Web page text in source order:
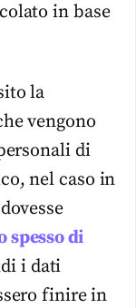
in base
la
vengono
di
nel caso in
spesso di
i dati
finire in